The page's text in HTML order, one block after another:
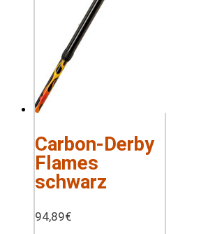
Carbon-Derby
Flames
schwarz
94,89€